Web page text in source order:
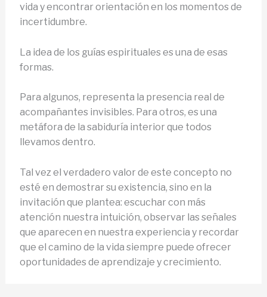
vida y encontrar orientación en los momentos de
incertidumbre.
La idea de los guías espirituales es una de esas
formas.
Para algunos, representa la presencia real de
acompañantes invisibles. Para otros, es una
metáfora de la sabiduría interior que todos
llevamos dentro.
Tal vez el verdadero valor de este concepto no
esté en demostrar su existencia, sino en la
invitación que plantea: escuchar con más
atención nuestra intuición, observar las señales
que aparecen en nuestra experiencia y recordar
que el camino de la vida siempre puede ofrecer
oportunidades de aprendizaje y crecimiento.